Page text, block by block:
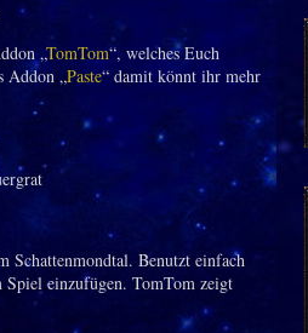
„TomTom“, welches Euch
Addon „Paste“ damit könnt ihr mehr
Schattenmondtal. Benutzt einfach
Spiel einzufügen. TomTom zeigt